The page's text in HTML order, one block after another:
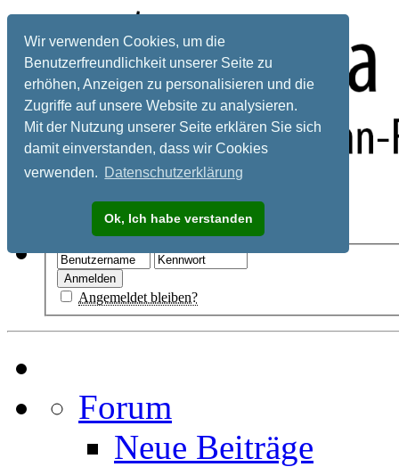
Wir verwenden Cookies, um die
Benutzerfreundlichkeit unserer Seite zu
erhöhen, Anzeigen zu personalisieren und die
Zugriffe auf unsere Website zu analysieren.
Mit der Nutzung unserer Seite erklären Sie sich
damit einverstanden, dass wir Cookies
verwenden. Datenschutzerklärung
Ok, Ich habe verstanden
Registrieren
Angemeldet bleiben?
Forum
Neue Beiträge